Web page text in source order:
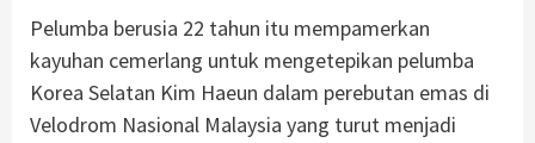
Pelumba berusia 22 tahun itu mempamerkan
kayuhan cemerlang untuk mengetepikan pelumba
Korea Selatan Kim Haeun dalam perebutan emas di
Velodrom Nasional Malaysia yang turut menjadi